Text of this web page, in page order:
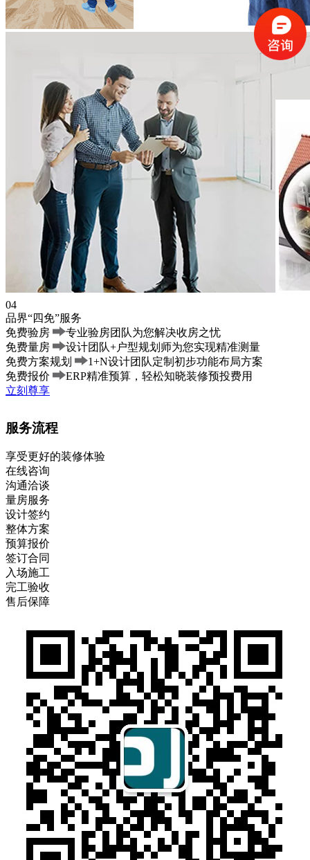
04
品界“四免”服务
免费验房
专业验房团队为您解决收房之忧
免费量房
设计团队+户型规划师为您实现精准测量
免费方案规划
1+N设计团队定制初步功能布局方案
免费报价
ERP精准预算，轻松知晓装修预投费用
立刻尊享
服务流程
享受更好的装修体验
在线咨询
沟通洽谈
量房服务
设计签约
整体方案
预算报价
签订合同
入场施工
完工验收
售后保障